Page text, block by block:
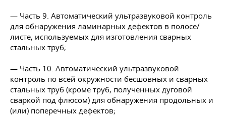
— Часть 9. Автоматический ультразвуковой контроль
для обнаружения ламинарных дефектов в полосе/
листе, используемых для изготовления сварных
стальных труб;
— Часть 10. Автоматический ультразвуковой
контроль по всей окружности бесшовных и сварных
стальных труб (кроме труб, полученных дуговой
сваркой под флюсом) для обнаружения продольных и
(или) поперечных дефектов;